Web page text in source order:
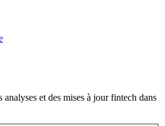
analyses et des mises à jour fintech dans